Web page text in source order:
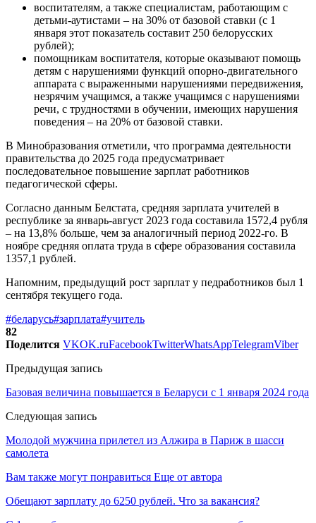
воспитателям, а также специалистам, работающим с
детьми-аутистами – на 30% от базовой ставки (с 1
января этот показатель составит 250 белорусских
рублей);
помощникам воспитателя, которые оказывают помощь
детям с нарушениями функций опорно-двигательного
аппарата с выраженными нарушениями передвижения,
незрячим учащимся, а также учащимся с нарушениями
речи, с трудностями в обучении, имеющих нарушения
поведения – на 20% от базовой ставки.
В Минобразования отметили, что программа деятельности
правительства до 2025 года предусматривает
последовательное повышение зарплат работников
педагогической сферы.
Согласно данным Белстата, средняя зарплата учителей в
республике за январь-август 2023 года составила 1572,4 рубля
– на 13,8% больше, чем за аналогичный период 2022-го. В
ноябре средняя оплата труда в сфере образования составила
1357,1 рублей.
Напомним, предыдущий рост зарплат у педработников был 1
сентября текущего года.
#беларусь#зарплата#учитель
82
Поделится VKOK.ruFacebookTwitterWhatsAppTelegramViber
Предыдущая запись
Базовая величина повышается в Беларуси с 1 января 2024 года
Следующая запись
Молодой мужчина прилетел из Алжира в Париж в шасси
самолета
Вам также могут понравиться Еще от автора
Обещают зарплату до 6250 рублей. Что за вакансия?